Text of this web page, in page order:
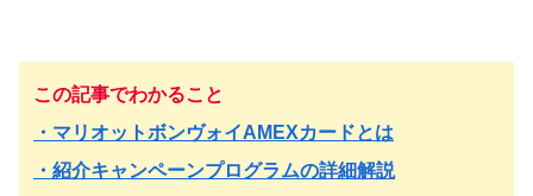
この記事でわかること
・マリオットボンヴォイAMEXカードとは
・紹介キャンペーンプログラムの詳細解説